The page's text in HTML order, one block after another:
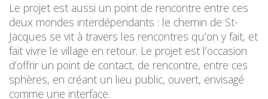
Le projet est aussi un point de rencontre entre ces
deux mondes interdépendants : le chemin de St-
Jacques se vit à travers les rencontres qu’on y fait, et
fait vivre le village en retour. Le projet est l’occasion
d’offrir un point de contact, de rencontre, entre ces
sphères, en créant un lieu public, ouvert, envisagé
comme une interface.